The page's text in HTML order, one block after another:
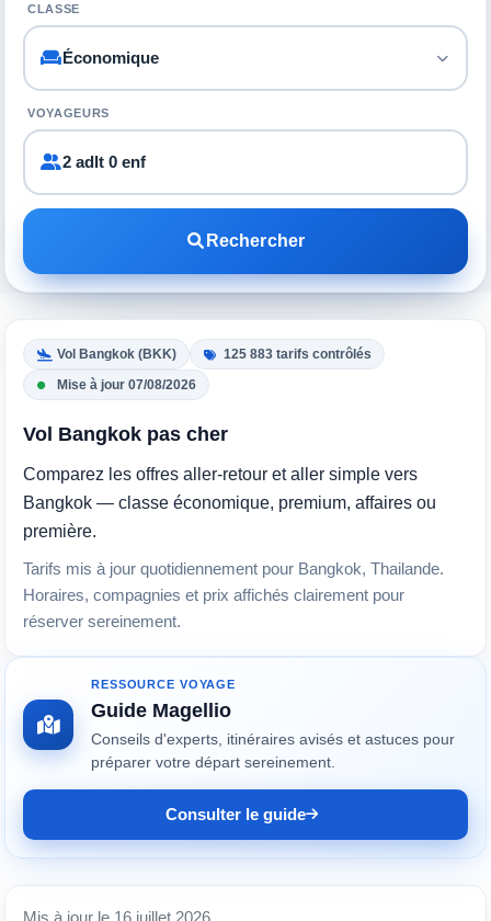
CLASSE
VOYAGEURS
2 adlt 0 enf
Rechercher
Vol Bangkok (BKK) 125 883 tarifs contrôlés
Mise à jour 07/08/2026
Vol Bangkok pas cher
Comparez les offres aller-retour et aller simple vers
Bangkok — classe économique, premium, affaires ou
première.
Tarifs mis à jour quotidiennement pour Bangkok, Thailande.
Horaires, compagnies et prix affichés clairement pour
réserver sereinement.
RESSOURCE VOYAGE
Guide Magellio
Conseils d'experts, itinéraires avisés et astuces pour
préparer votre départ sereinement.
Consulter le guide